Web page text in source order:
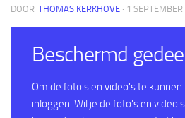
Activiteiten
Sponsoring
Word vriend
Sociale Veiligheid
DOOR THOMAS KERKHOVE · 1
Beschermd
Om de foto's en video's te
inloggen. Wil je de foto's en